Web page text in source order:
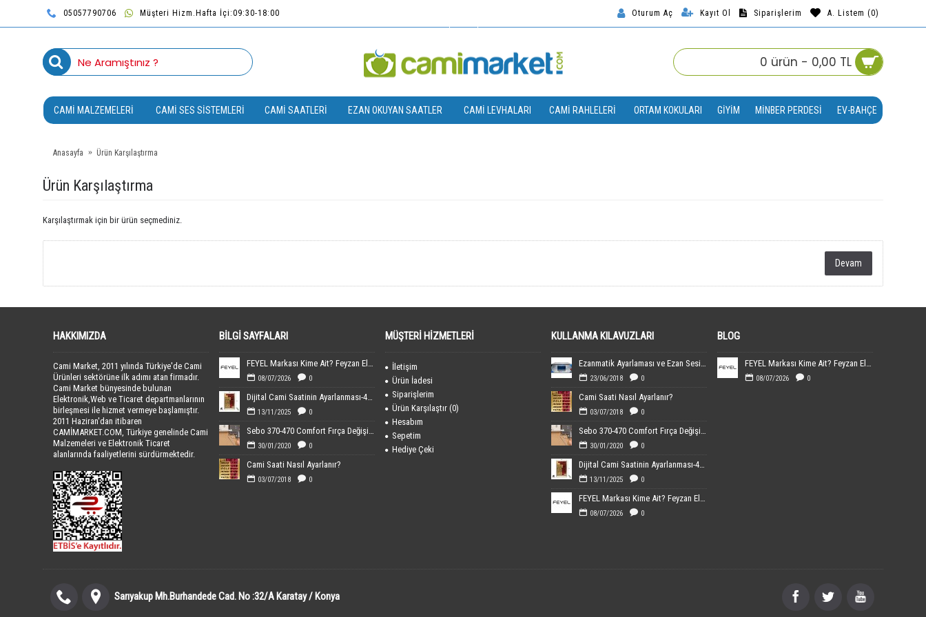
05057790706 Müşteri Hizm.Hafta İçi:09:30-18:00 Oturum Aç Kayıt Ol Siparişlerim A. Listem (0)
0 ürün - 0,00 TL
CAMI MALZEMELERI CAMI SES SISTEMLERI CAMI SAATLERI EZAN OKUYAN SAATLER CAMI LEVHALARI CAMI RAHLELERI ORTAM KOKULARI GIYIM MINBER PERDESI EV-BAHÇE
Anasayfa Ürün Karşılaştırma
Ürün Karşılaştırma
Karşılaştırmak için bir ürün seçmediniz.
Devam
HAKKIMIZDA
Cami Market, 2011 yılında Türkiye'de Cami
Ürünleri sektörüne ilk adımı atan firmadır.
Cami Market bünyesinde bulunan
Elektronik,Web ve Ticaret departmanlarının
birleşmesi ile hizmet vermeye başlamıştır.
2011 Haziran'dan itibaren
CAMİMARKET.COM, Türkiye genelinde Cami
Malzemeleri ve Elektronik Ticaret
alanlarında faaliyetlerini sürdürmektedir.
BILGI SAYFALARI
FEYEL Markası Kime Ait? Feyzan Elektronik Hakkında Bilgiler
08/07/2026 0
Dijital Cami Saatinin Ayarlanması-40x60 cm Boyutundaki
13/11/2025 0
Sebo 370-470 Comfort Fırça Değişimi
30/01/2020 0
Cami Saati Nasıl Ayarlanır?
03/07/2018 0
MÜŞTERI HIZMETLERI
İletişim
Ürün İadesi
Siparişlerim
Ürün Karşılaştır (0)
Hesabım
Sepetim
Hediye Çeki
KULLANMA KILAVUZLARI
Ezanmatik Ayarlaması ve Ezan Sesin Yüklenmesi
23/06/2018 0
Cami Saati Nasıl Ayarlanır?
03/07/2018 0
Sebo 370-470 Comfort Fırça Değişimi
30/01/2020 0
Dijital Cami Saatinin Ayarlanması-40x60 cm Boyutundaki
13/11/2025 0
FEYEL Markası Kime Ait? Feyzan Elektronik Hakkında Bilgiler
08/07/2026 0
BLOG
FEYEL Markası Kime Ait? Feyzan Elektronik Hakkında Bilgiler
08/07/2026 0
Sarıyakup Mh.Burhandede Cad. No :32/A Karatay / Konya